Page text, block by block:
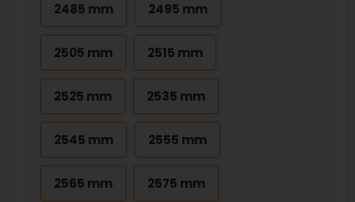
2485 mm 2495 mm
2505 mm 2515 mm
2525 mm 2535 mm
2545 mm 2555 mm
2565 mm 2575 mm